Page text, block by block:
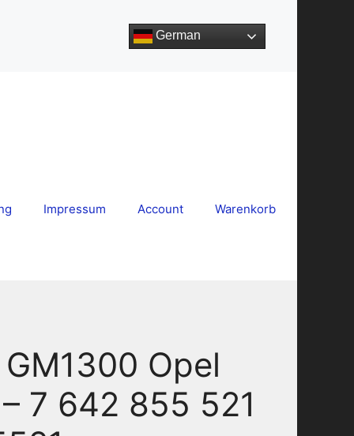
German
Impressum Account Warenkorb
Opel
7 642 855 521